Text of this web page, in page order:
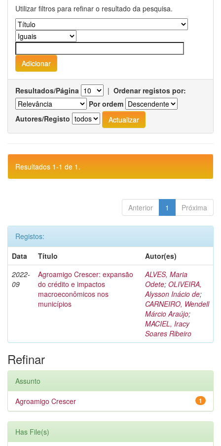
Utilizar filtros para refinar o resultado da pesquisa.
Resultados/Página | Ordenar registos por:
Por ordem
Autores/Registo
Resultados 1-1 de 1.
Anterior 1 Próxima
Registos:
Data
Título
Autor(es)
2022-
09
Agroamigo Crescer: expansão
do crédito e impactos
macroeconômicos nos
municípios
ALVES, Maria
Odete; OLIVEIRA,
Alysson Inácio de;
CARNEIRO, Wendell
Márcio Araújo;
MACIEL, Iracy
Soares Ribeiro
Refinar
Assunto
1
Agroamigo Crescer
Has File(s)